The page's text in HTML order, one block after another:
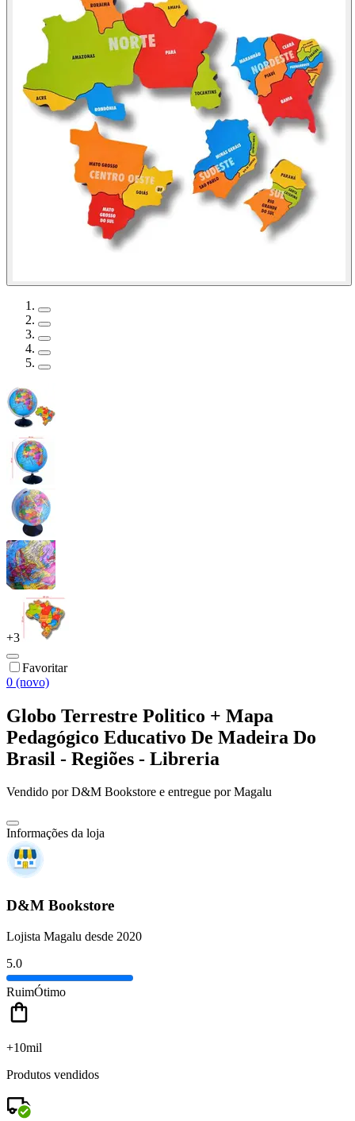
+3
Favoritar
0 (novo)
Globo Terrestre Politico + Mapa
Pedagógico Educativo De Madeira Do
Brasil - Regiões - Libreria
Vendido porD&M Bookstore e entregue por Magalu
Informações da loja
D&M Bookstore
Lojista Magalu desde 2020
5.0
RuimÓtimo
+10mil
Produtos vendidos